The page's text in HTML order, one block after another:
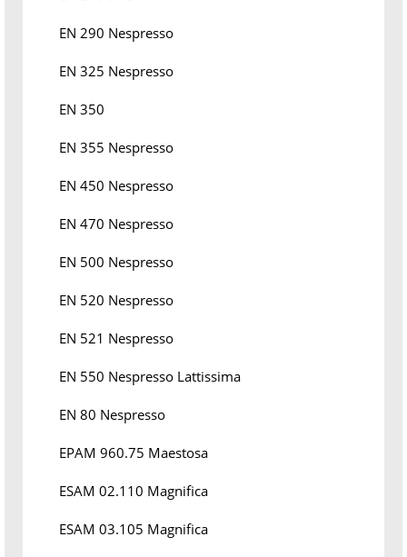
EN 290 Nespresso
EN 325 Nespresso
EN 350
EN 355 Nespresso
EN 450 Nespresso
EN 470 Nespresso
EN 500 Nespresso
EN 520 Nespresso
EN 521 Nespresso
EN 550 Nespresso Lattissima
EN 80 Nespresso
EPAM 960.75 Maestosa
ESAM 02.110 Magnifica
ESAM 03.105 Magnifica